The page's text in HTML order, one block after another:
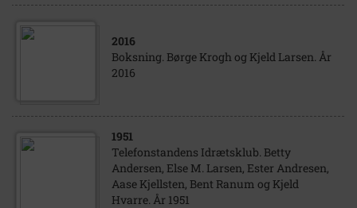
2016
Boksning. Børge Krogh og Kjeld Larsen. År
2016
1951
Telefonstandens Idrætsklub. Betty
Andersen, Else M. Larsen, Ester Andresen,
Aase Kjellsten, Bent Ranum og Kjeld
Hvarre. År 1951